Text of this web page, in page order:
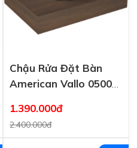
Chậu Rửa Đặt Bàn
American Vallo 0500-
1.390.000đ
2.400.000đ